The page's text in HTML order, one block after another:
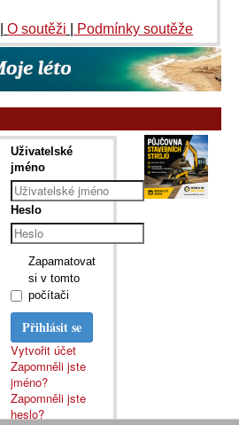
O soutěži Podmínky soutěže
Uživatelské
jméno
Heslo
Zapamatovat
si v tomto
počítači
Přihlásit se
Vytvořit účet
Zapomněli jste
jméno?
Zapomněli jste
heslo?